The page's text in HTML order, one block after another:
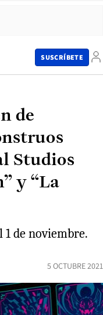
SUSCRÍBETE
de
Studios
y “La
1 de noviembre.
5 OCTUBRE 2021